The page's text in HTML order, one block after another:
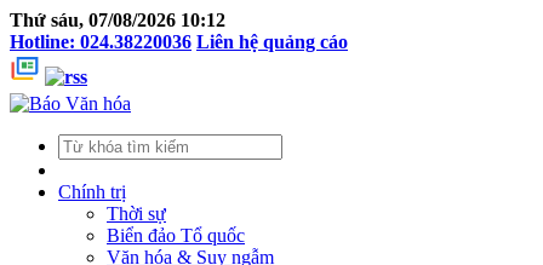
Thứ sáu, 07/08/2026 10:12
Hotline: 024.38220036 Liên hệ quảng cáo
Chính trị
Thời sự
Biển đảo Tổ quốc
Văn hóa & Suy ngẫm